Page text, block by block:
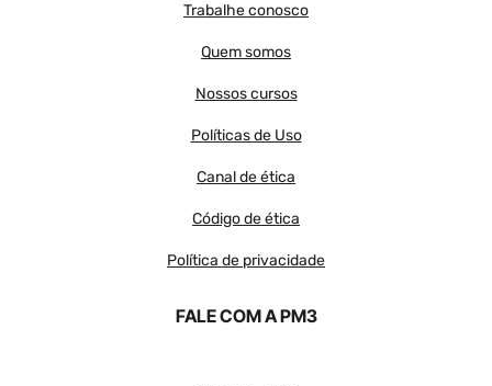
Trabalhe conosco
Quem somos
Nossos cursos
Políticas de Uso
Canal de ética
Código de ética
Política de privacidade
FALE COM A PM3